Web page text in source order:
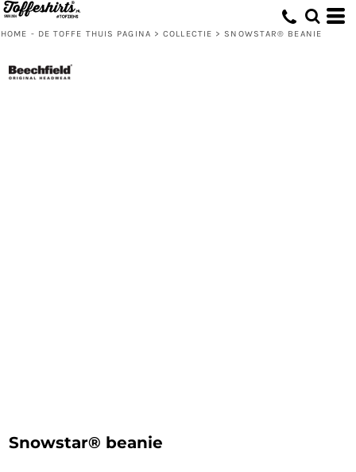
HOME - DE TOFFE THUIS PAGINA > COLLECTIE > SNOWSTAR® BEANIE
Snowstar® beanie